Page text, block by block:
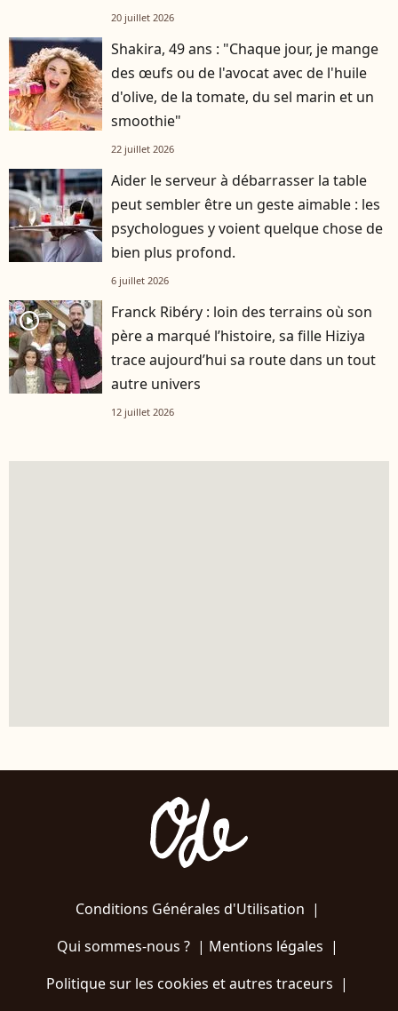
20 juillet 2026
Shakira, 49 ans : "Chaque jour, je mange
des œufs ou de l'avocat avec de l'huile
d'olive, de la tomate, du sel marin et un
smoothie"
22 juillet 2026
Aider le serveur à débarrasser la table
peut sembler être un geste aimable : les
psychologues y voient quelque chose de
bien plus profond.
6 juillet 2026
player2
Franck Ribéry : loin des terrains où son
père a marqué l’histoire, sa fille Hiziya
trace aujourd’hui sa route dans un tout
autre univers
12 juillet 2026
Conditions Générales d'Utilisation |
Qui sommes-nous ?| Mentions légales |
Politique sur les cookies et autres traceurs |